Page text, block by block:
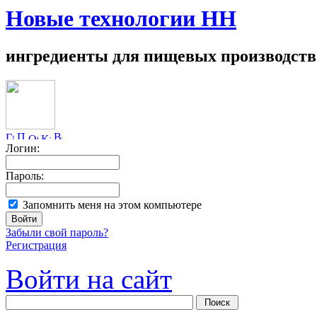
Новые технологии НН
ингредиенты для пищевых производств
Логин:
Пароль:
Запомнить меня на этом компьютере
Забыли свой пароль?
Регистрация
Войти на сайт